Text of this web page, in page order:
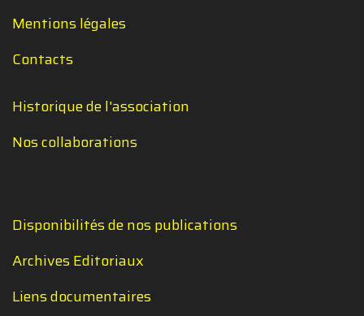
Mentions légales
Contacts
Historique de l'association
Nos collaborations
Disponibilités de nos publications
Archives Editoriaux
Liens documentaires